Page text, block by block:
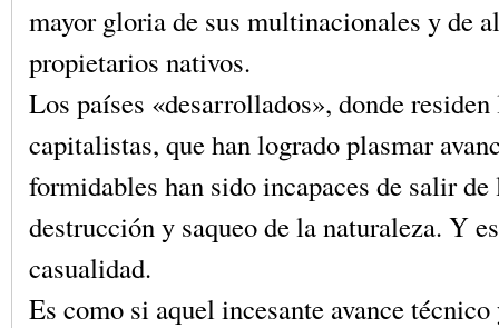
mayor gloria de sus multinacionales y de
propietarios nativos.
Los países «desarrollados», donde
capitalistas, que han logrado plasmar
formidables han sido incapaces de salir
destrucción y saqueo de la naturaleza. Y
casualidad.
Es como si aquel incesante avance